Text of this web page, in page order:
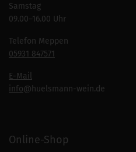
Samstag
09.00–16.00 Uhr
Telefon Meppen
05931 847571
E-Mail
info@huelsmann-wein.de
Online-Shop